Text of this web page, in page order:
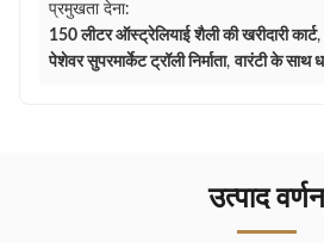
प्रमुखता देना:
150 लीटर ऑस्ट्रेलियाई शैली की खरीदारी कार्ट,
पेशेवर सुपरमार्केट ट्रॉली निर्माता,वारंटी के साथ
उत्पाद वर्णन